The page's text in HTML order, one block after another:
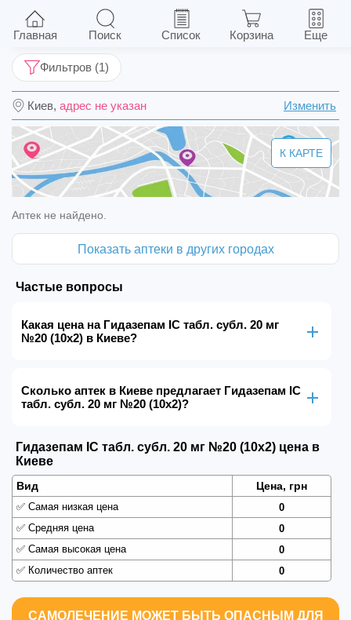
Гидазепам IC табл. субл. 20 мг №20 (10х2)
Киев, адрес не указан Изменить
Фильтров (1)
К КАРТЕ
Аптек не найдено.
Показать аптеки в других городах
Частые вопросы
Какая цена на Гидазепам IC табл. субл. 20 мг
№20 (10х2) в Киеве?
Сколько аптек в Киеве предлагает Гидазепам IC
табл. субл. 20 мг №20 (10х2)?
Гидазепам IC табл. субл. 20 мг №20 (10х2) цена в
Киеве
Вид Цена, грн
✅ Самая низкая цена
0
✅ Средняя цена
0
✅ Самая высокая цена
0
✅ Количество аптек 0
САМОЛЕЧЕНИЕ МОЖЕТ БЫТЬ ОПАСНЫМ ДЛЯ
Главная Поиск Список Корзина Еще